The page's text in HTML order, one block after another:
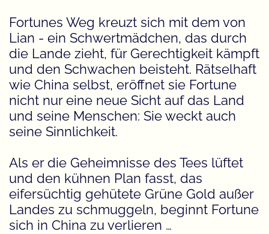
Fortunes Weg kreuzt sich mit dem von
Lian - ein Schwertmädchen, das durch
die Lande zieht, für Gerechtigkeit kämpft
und den Schwachen beisteht. Rätselhaft
wie China selbst, eröffnet sie Fortune
nicht nur eine neue Sicht auf das Land
und seine Menschen: Sie weckt auch
seine Sinnlichkeit.
Als er die Geheimnisse des Tees lüftet
und den kühnen Plan fasst, das
eifersüchtig gehütete Grüne Gold außer
Landes zu schmuggeln, beginnt Fortune
sich in China zu verlieren …